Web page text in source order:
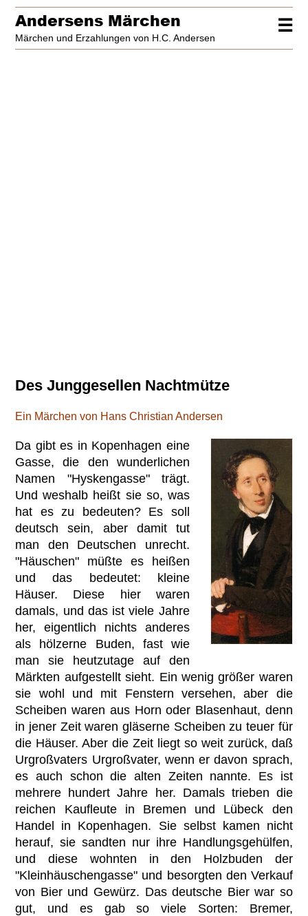
☰
Andersens Märchen
Märchen und Erzahlungen von H.C. Andersen
Des Junggesellen Nachtmütze
Ein Märchen von Hans Christian Andersen
Da gibt es in Kopenhagen eine
Gasse, die den wunderlichen
Namen "Hyskengasse" trägt.
Und weshalb heißt sie so, was
hat es zu bedeuten? Es soll
deutsch sein, aber damit tut
man den Deutschen unrecht.
"Häuschen" müßte es heißen
und das bedeutet: kleine
Häuser. Diese hier waren
damals, und das ist viele Jahre
her, eigentlich nichts anderes
als hölzerne Buden, fast wie
man sie heutzutage auf den
Märkten aufgestellt sieht. Ein wenig größer waren
sie wohl und mit Fenstern versehen, aber die
Scheiben waren aus Horn oder Blasenhaut, denn
in jener Zeit waren gläserne Scheiben zu teuer für
die Häuser. Aber die Zeit liegt so weit zurück, daß
Urgroßvaters Urgroßvater, wenn er davon sprach,
es auch schon die alten Zeiten nannte. Es ist
mehrere hundert Jahre her. Damals trieben die
reichen Kaufleute in Bremen und Lübeck den
Handel in Kopenhagen. Sie selbst kamen nicht
herauf, sie sandten nur ihre Handlungsgehülfen,
und diese wohnten in den Holzbuden der
"Kleinhäuschengasse" und besorgten den Verkauf
von Bier und Gewürz. Das deutsche Bier war so
gut, und es gab so viele Sorten: Bremer,